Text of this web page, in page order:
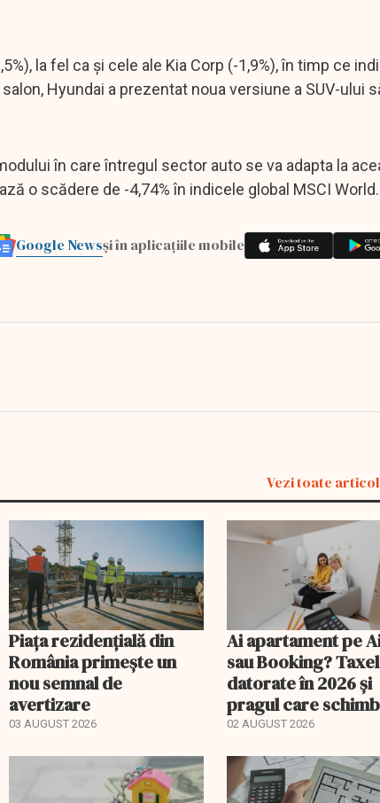
la fel ca și cele ale Kia Corp (-1,9%), în timp ce
Hyundai a prezentat noua versiune a SUV-ului
în care întregul sector auto se va adapta la
o scădere de -4,74% în indicele global MSCI World.
Google Newsși în aplicațiile mobile
Vezi toate
Piața rezidențială din
România primește un
nou semnal de
avertizare
03 AUGUST 2026
Ai apartament pe
sau Booking?
datorate în 2026 și
pragul care
regimul fiscal
02 AUGUST 2026